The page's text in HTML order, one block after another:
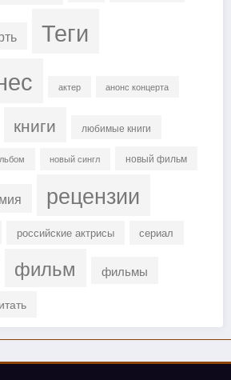
Теги
актер анонс концерта
книги любимые книги
новый сингл новый фильм
рецензии
российские актрисы сериал
фильм фильмы